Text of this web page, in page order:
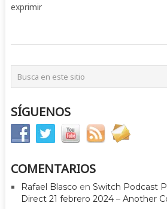
exprimir
SÍGUENOS
COMENTARIOS
Rafael Blasco en Switch Podcast
Direct 21 febrero 2024 – Another